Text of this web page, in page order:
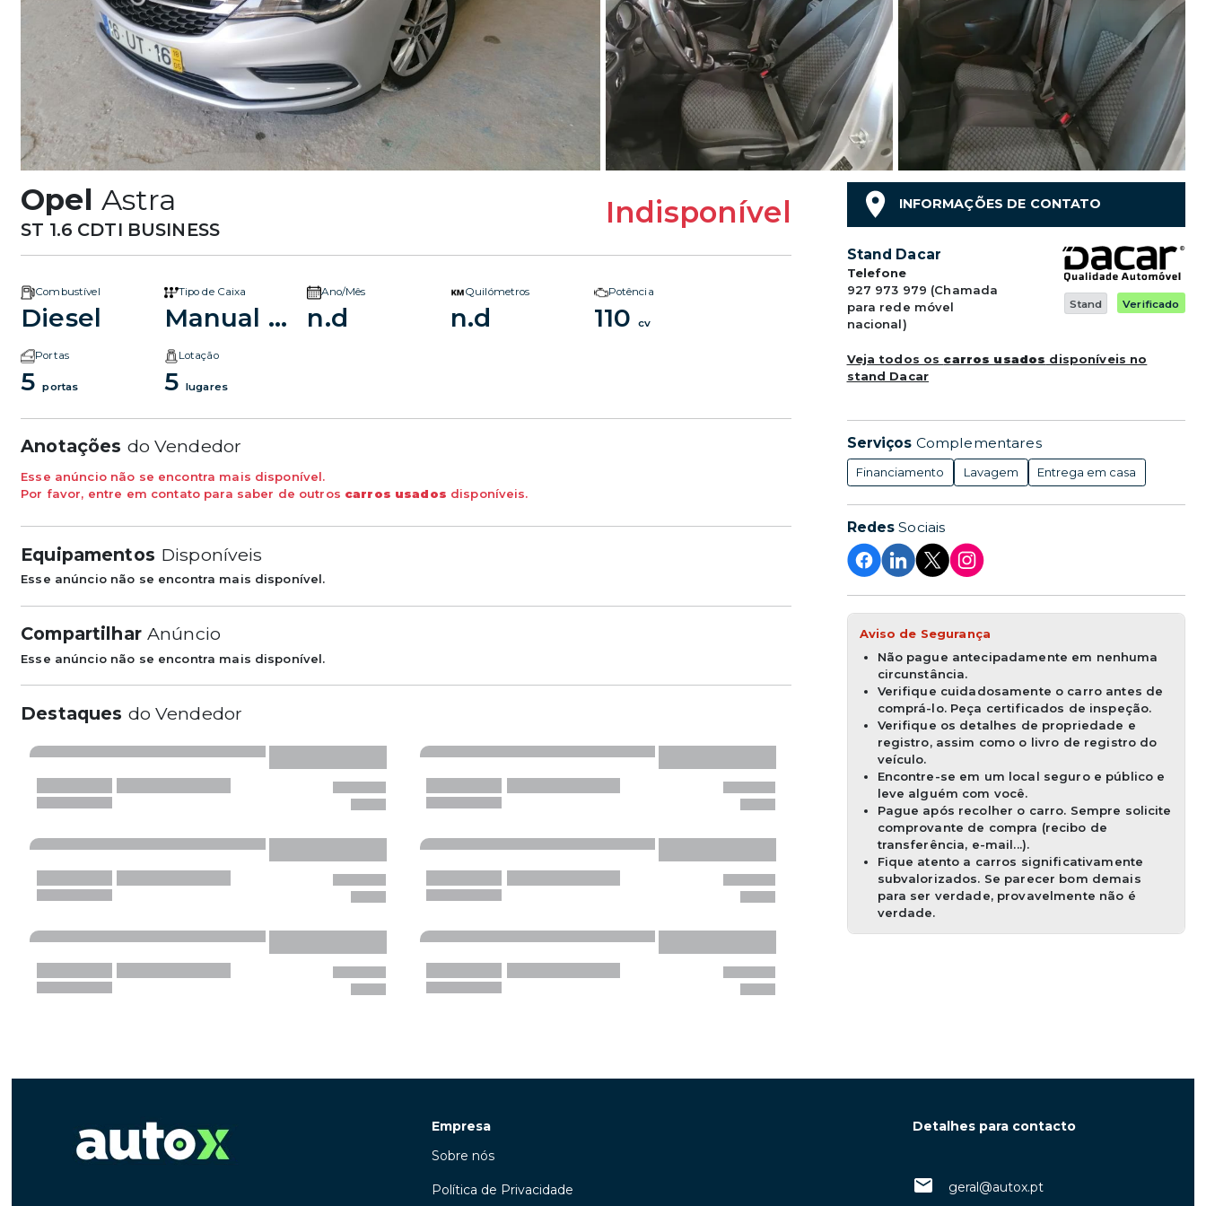
Opel Astra
ST 1.6 CDTI BUSINESS Indisponível
Combustível
Diesel
Tipo de Caixa
Manual 5v
Ano/Mês
n.d
Quilómetros
n.d
Potência
110cv
Portas
5portas
Lotação
5lugares
Anotações do Vendedor
Esse anúncio não se encontra mais disponível.
Por favor, entre em contato para saber de outros carros usados disponíveis.
Equipamentos Disponíveis
Esse anúncio não se encontra mais disponível.
Compartilhar Anúncio
Esse anúncio não se encontra mais disponível.
Destaques do Vendedor
INFORMAÇÕES DE CONTATO
Stand Dacar
Telefone
927 973 979 (Chamada
para rede móvel
nacional)
Stand Verificado
Veja todos os carros usados disponíveis no
stand Dacar
Serviços Complementares
Financiamento Lavagem Entrega em casa
RedesSociais
Aviso de Segurança
Não pague antecipadamente em nenhuma
circunstância.
Verifique cuidadosamente o carro antes de
comprá-lo. Peça certificados de inspeção.
Verifique os detalhes de propriedade e
registro, assim como o livro de registro do
veículo.
Encontre-se em um local seguro e público e
leve alguém com você.
Pague após recolher o carro. Sempre solicite
comprovante de compra (recibo de
transferência, e-mail...).
Fique atento a carros significativamente
subvalorizados. Se parecer bom demais
para ser verdade, provavelmente não é
verdade.
Empresa
Sobre nós
Política de Privacidade
Detalhes para contacto
geral@autox.pt